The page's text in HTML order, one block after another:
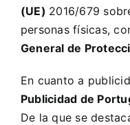
(UE) 2016/679
personas físicas,
General de
En cuanto a
Publicidad de
De la que se